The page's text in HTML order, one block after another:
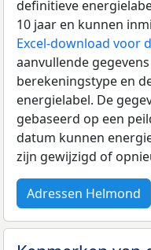
definitieve
10 jaar en kunnen
Excel-download voor
aanvullende
berekeningstype en
energielabel. De
gebaseerd op een
datum kunnen
zijn gewijzigd of
Adressen Helmond